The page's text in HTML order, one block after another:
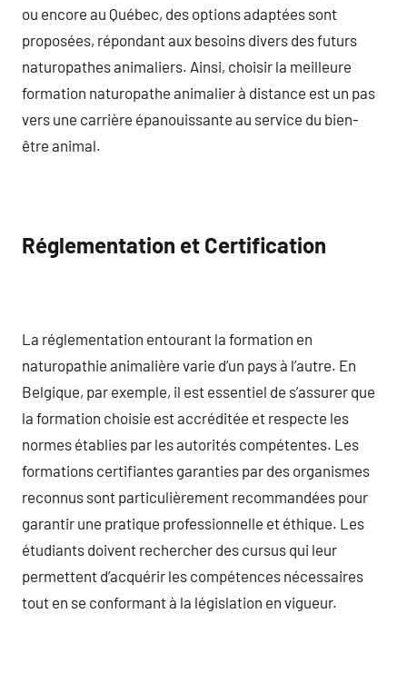
ou encore au Québec, des options adaptées sont
proposées, répondant aux besoins divers des futurs
naturopathes animaliers. Ainsi, choisir la meilleure
formation naturopathe animalier à distance est un pas
vers une carrière épanouissante au service du bien-
être animal.
Réglementation et Certification
La réglementation entourant la formation en
naturopathie animalière varie d’un pays à l’autre. En
Belgique, par exemple, il est essentiel de s’assurer que
la formation choisie est accréditée et respecte les
normes établies par les autorités compétentes. Les
formations certifiantes garanties par des organismes
reconnus sont particulièrement recommandées pour
garantir une pratique professionnelle et éthique. Les
étudiants doivent rechercher des cursus qui leur
permettent d’acquérir les compétences nécessaires
tout en se conformant à la législation en vigueur.